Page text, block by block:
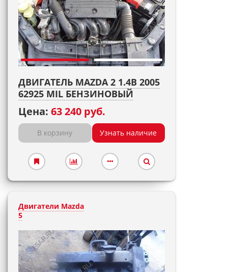
ДВИГАТЕЛЬ MAZDA 2 1.4B 2005
62925 MIL БЕНЗИНОВЫЙ
Цена: 63 240 руб.
В корзину Узнать наличие
Двигатели Mazda
5